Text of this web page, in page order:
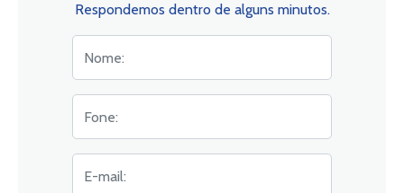
Respondemos dentro de alguns minutos.